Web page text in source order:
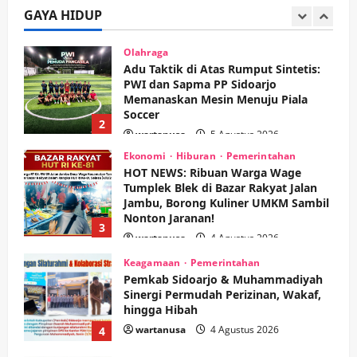
GAYA HIDUP
2
Memanaskan Mesin Menuju Piala
Soccer
wartanusa 5 Agustus 2026
3
Ekonomi Hiburan Pemerintahan
HOT NEWS: Ribuan Warga Wage
Tumplek Blek di Bazar Rakyat Jalan
Jambu, Borong Kuliner UMKM Sambil
Nonton Jaranan!
wartanusa 4 Agustus 2026
4
Keagamaan Pemerintahan
Pemkab Sidoarjo & Muhammadiyah
Sinergi Permudah Perizinan, Wakaf,
wartanusa 4 Agustus 2026
Keagamaan Pemerintahan
Hadir di Pengajian Qurrota A’yun,
Wabup Sidoarjo Minta Doa Jamaah